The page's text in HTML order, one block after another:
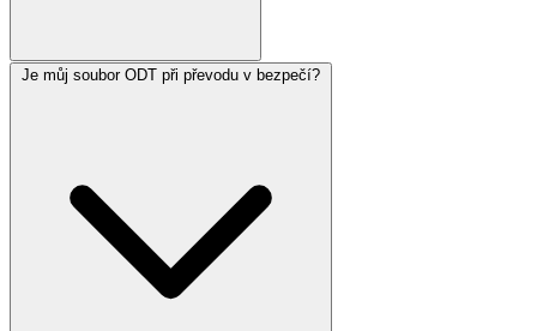
Je můj soubor ODT při převodu v bezpečí?